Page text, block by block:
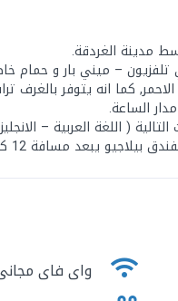
– ميني بار و حمام
كما انه يتوفر بالغرف
الساعة.
( اللغة العربية –
بيلاجيو يبعد مسافة 12 كم.
واى فاى